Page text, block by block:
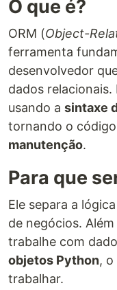
O que é?
ORM (Object-
ferramenta
desenvolvedor
dados relacionais.
usando a sintaxe
tornando o código
manutenção.
Para que
Ele separa a
de negócios.
trabalhe com
objetos Python,
trabalhar.